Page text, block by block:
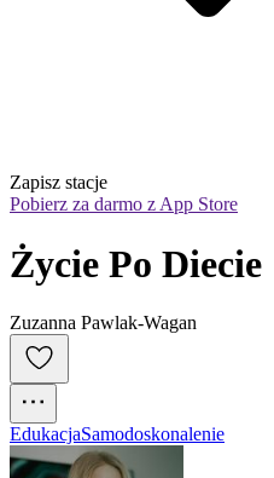
Zapisz stacje
Pobierz za darmo z App Store
Życie Po Diecie
Zuzanna Pawlak-Wagan
EdukacjaSamodoskonalenie